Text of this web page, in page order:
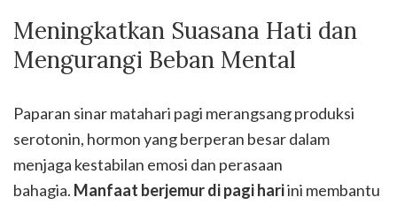
Meningkatkan Suasana Hati dan
Mengurangi Beban Mental
Paparan sinar matahari pagi merangsang produksi
serotonin, hormon yang berperan besar dalam
menjaga kestabilan emosi dan perasaan
bahagia. Manfaat berjemur di pagi hariini membantu